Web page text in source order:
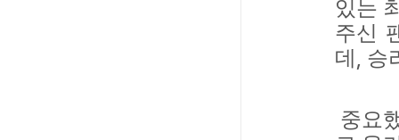
있는
주신
데 , 승
중요